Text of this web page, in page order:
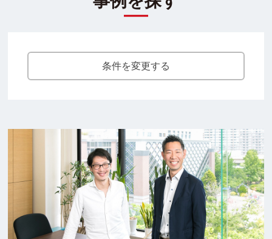
条件を変更する